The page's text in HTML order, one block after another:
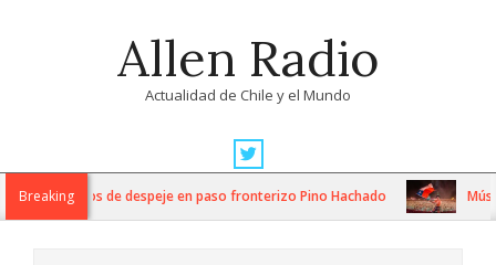
Allen Radio
Actualidad de Chile y el Mundo
Navigation
MenuBreaking
trabajos de despeje en paso fronterizo Pino Hachado